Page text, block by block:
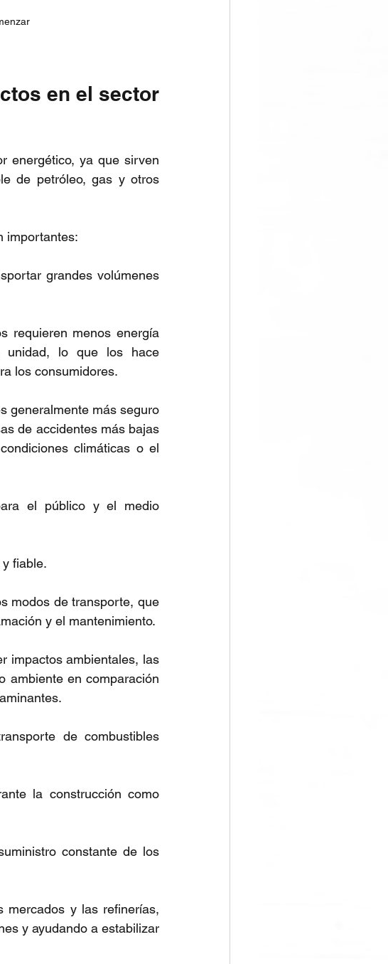
en el sector
energético, ya que sirven
de petróleo, gas y otros
importantes:
grandes volúmenes
requieren menos energía
unidad, lo que los hace
los consumidores.
generalmente más seguro
de accidentes más bajas
climáticas o el
el público y el medio
fiable.
modos de transporte, que
y el mantenimiento.
impactos ambientales, las
ambiente en comparación
de combustibles
la construcción como
constante de los
y las refinerías,
y ayudando a estabilizar